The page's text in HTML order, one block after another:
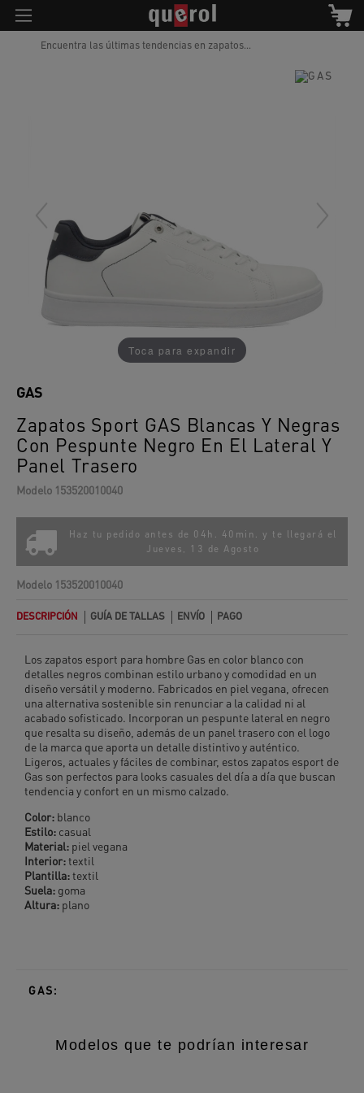
Encuentra las últimas tendencias en zapatos...
Toca para expandir
Zapatos Sport GAS Blancas Y Negras
Con Pespunte Negro En El Lateral Y
Panel Trasero
GAS
Modelo 153520010040
Haz tu pedido antes de 04h. 40min. y te llegará el
Jueves, 13 de Agosto
Modelo 153520010040
DESCRIPCIÓN GUÍA DE TALLAS ENVÍO PAGO
Los zapatos esport para hombre Gas en color blanco con
detalles negros combinan estilo urbano y comodidad en un
diseño versátil y moderno. Fabricados en piel vegana, ofrecen
una alternativa sostenible sin renunciar a la calidad ni al
acabado sofisticado. Incorporan un pespunte lateral en negro
que resalta su diseño, además de un panel trasero con el logo
de la marca que aporta un detalle distintivo y auténtico.
Ligeros, actuales y fáciles de combinar, estos zapatos esport de
Gas son perfectos para looks casuales del día a día que buscan
tendencia y confort en un mismo calzado.
Color: blanco
Estilo: casual
Material: piel vegana
Interior:textil
Plantilla:textil
Suela: goma
Altura: plano
GAS:
Modelos que te podrían interesar